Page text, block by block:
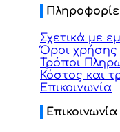
Σχετικά με
Όροι χρήσης
Τρόποι
Κόστος και
Επικοινωνία
Επικοινωνία